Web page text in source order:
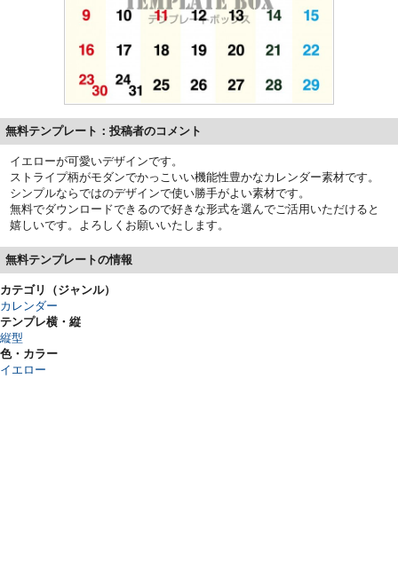
無料テンプレート：投稿者のコメント
イエローが可愛いデザインです。
ストライプ柄がモダンでかっこいい機能性豊かなカレンダー素材です。
シンプルならではのデザインで使い勝手がよい素材です。
無料でダウンロードできるので好きな形式を選んでご活用いただけると
嬉しいです。よろしくお願いいたします。
無料テンプレートの情報
カテゴリ（ジャンル）
カレンダー
テンプレ横・縦
縦型
色・カラー
イエロー